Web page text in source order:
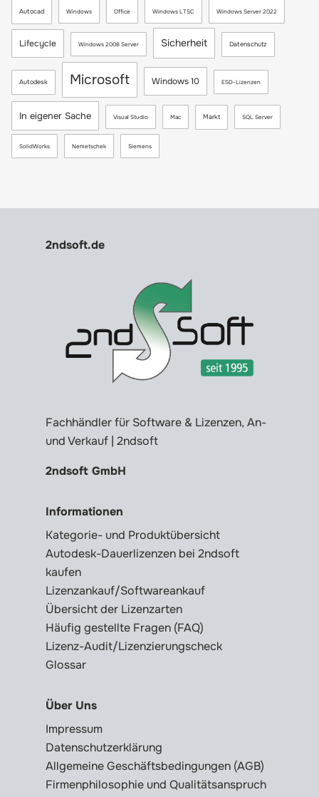
Autocad Windows Office Windows LTSC Windows Server 2022
Lifecycle Windows 2008 Server Sicherheit Datenschutz
Autodesk Microsoft Windows 10 ESD-Lizenzen
In eigener Sache Visual Studio Mac Markt SQL Server
SolidWorks Nemetschek Siemens
2ndsoft.de
Fachhändler für Software & Lizenzen, An-
und Verkauf | 2ndsoft
2ndsoft GmbH
Informationen
Kategorie- und Produktübersicht
Autodesk-Dauerlizenzen bei 2ndsoft
kaufen
Lizenzankauf/Softwareankauf
Übersicht der Lizenzarten
Häufig gestellte Fragen (FAQ)
Lizenz-Audit/Lizenzierungscheck
Glossar
Über Uns
Impressum
Datenschutzerklärung
Allgemeine Geschäftsbedingungen (AGB)
Firmenphilosophie und Qualitätsanspruch